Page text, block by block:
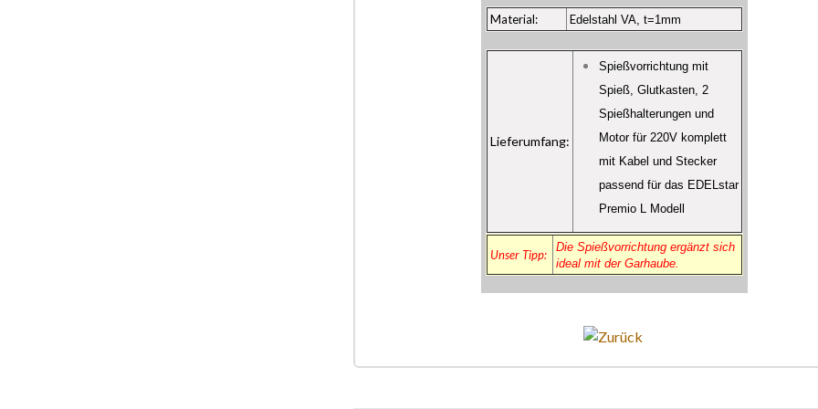
Material: Edelstahl VA, t=1mm
Lieferumfang:
Spießvorrichtung mit
Spieß, Glutkasten, 2
Spießhalterungen und
Motor für 220V komplett
mit Kabel und Stecker
passend für das EDELstar
Premio L Modell
Unser Tipp:
Die Spießvorrichtung ergänzt sich
ideal mit der Garhaube.